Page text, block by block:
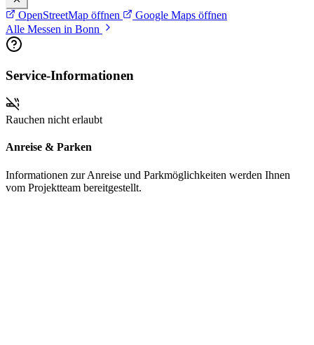
OpenStreetMap öffnen
Google Maps öffnen
Alle Messen in Bonn
Service-Informationen
Rauchen nicht erlaubt
Anreise & Parken
Informationen zur Anreise und Parkmöglichkeiten werden Ihnen
vom Projektteam bereitgestellt.